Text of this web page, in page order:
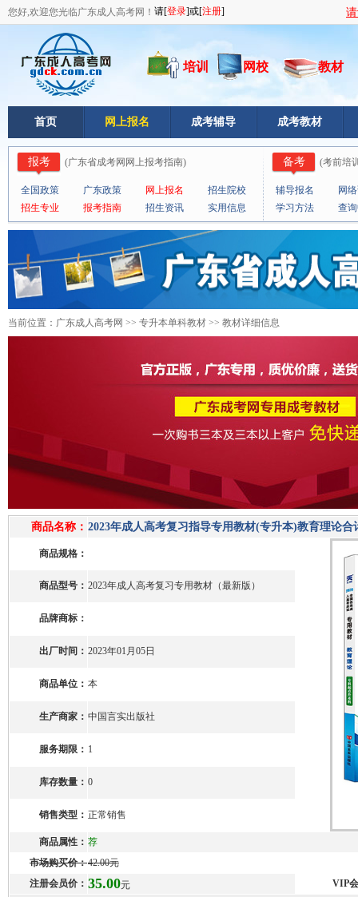
您好,欢迎您光临广东成人高考网！
培训 网校 教材
首页 网上报名 成考辅导 成考教材
报考 (广东省成考网网上报考指南)
全国政策 广东政策 网上报名
招生院校
招生专业
报考指南 招生资讯 实用信息
备考 (考前培
辅导报名
网
学习方法
查
当前位置： 广东成人高考网 >> 专升本单科教材 >> 教材详细信息
商品名称： 2023年成人高考复习指导专用教材(专升本)教育理论合
商品规格：
商品型号： 2023年成人高考复习专用教材（最新版）
品牌商标：
出厂时间： 2023年01月05日
商品单位： 本
生产商家： 中国言实出版社
服务期限： 1
库存数量： 0
销售类型： 正常销售
商品属性： 荐
市场购买价：42.00元
注册会员价： 35.00元
VIP